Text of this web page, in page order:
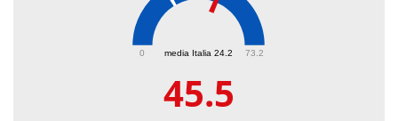
media Italia 24.2
0 73.2
45.5